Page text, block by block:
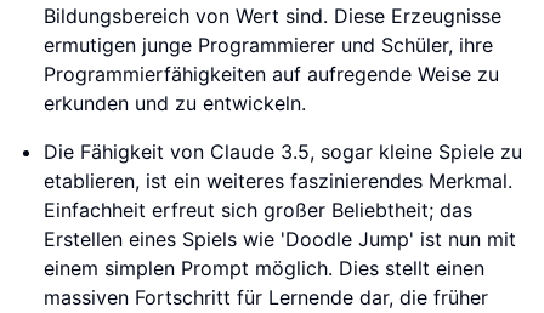
Bildungsbereich von Wert sind. Diese Erzeugnisse
ermutigen junge Programmierer und Schüler, ihre
Programmierfähigkeiten auf aufregende Weise zu
erkunden und zu entwickeln.
Die Fähigkeit von Claude 3.5, sogar kleine Spiele zu
etablieren, ist ein weiteres faszinierendes Merkmal.
Einfachheit erfreut sich großer Beliebtheit; das
Erstellen eines Spiels wie 'Doodle Jump' ist nun mit
einem simplen Prompt möglich. Dies stellt einen
massiven Fortschritt für Lernende dar, die früher